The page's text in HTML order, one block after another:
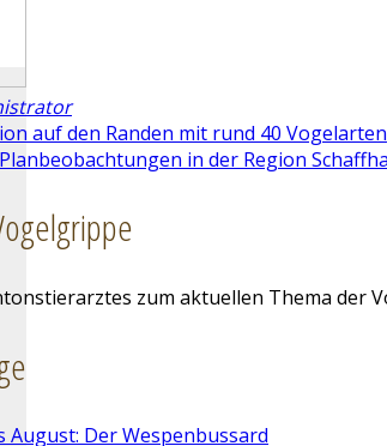
auf den Randen mit rund 40 Vogelarten
in der Region
zum aktuellen Thema der
August: Der Wespenbussard